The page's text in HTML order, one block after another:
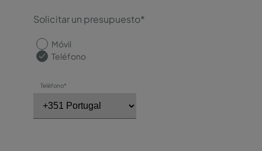
Solicitar un presupuesto*
Móvil
Teléfono
Teléfono*